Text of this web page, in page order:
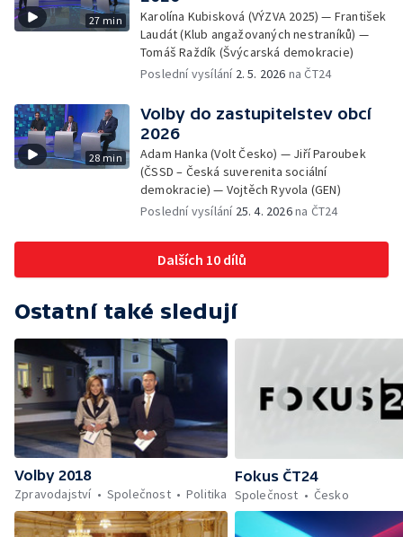
27 min
Karolína Kubisková (VÝZVA 2025) — František
Laudát (Klub angažovaných nestraníků) —
Tomáš Raždík (Švýcarská demokracie)
Poslední vysílání 2. 5. 2026 na ČT24
28 min
Volby do zastupitelstev obcí
2026
Adam Hanka (Volt Česko) — Jiří Paroubek
(ČSSD – Česká suverenita sociální
demokracie) — Vojtěch Ryvola (GEN)
Poslední vysílání 25. 4. 2026na ČT24
Dalších 10 dílů
Ostatní také sledují
Volby 2018
Zpravodajství
Společnost Politika
Fokus ČT24
Společnost
Česko